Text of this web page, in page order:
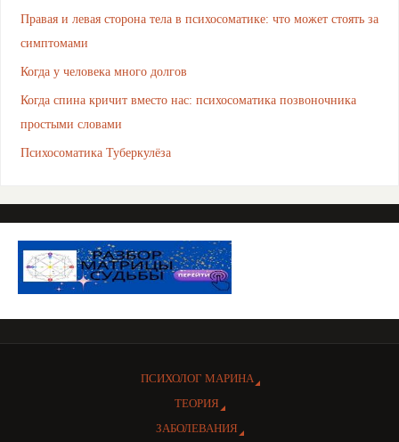
Правая и левая сторона тела в психосоматике: что может стоять за
симптомами
Когда у человека много долгов
Когда спина кричит вместо нас: психосоматика позвоночника
простыми словами
Психосоматика Туберкулёза
ПСИХОЛОГ МАРИНА
ТЕОРИЯ
ЗАБОЛЕВАНИЯ